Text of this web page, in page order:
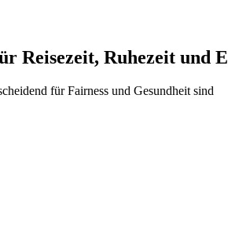
Reisezeit, Ruhezeit und
für Fairness und Gesundheit sind